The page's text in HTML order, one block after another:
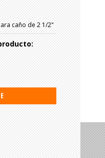
caño de 2 1/2"